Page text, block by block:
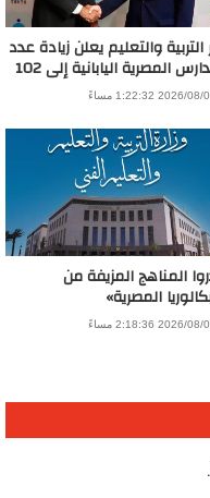
التربية والتعليم يعلن زيادة عدد
المصرية اليابانية إلى 102
08/06 1:22:32 مساءً
المناهج المزيفة من
المصرية»
08/05 2:18:36 مساءً